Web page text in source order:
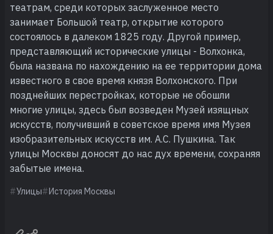
театрам, среди которых заслуженное место
занимает Большой театр, открытие которого
состоялось в далеком 1825 году. Другой пример,
представляющий исторические улицы - Волхонка,
была названа по нахождению на ее территории дома
известного в свое время князя Волхонского. При
позднейших перестройках, которые не обошли
многие улицы, здесь был возведен Музей изящных
искусств, получивший в советское время имя Музея
изобразительных искусств им. А.С. Пушкина. Так
улицы Москвы доносят до нас дух времени, сохраняя
забытые имена.
Улицы История Москвы